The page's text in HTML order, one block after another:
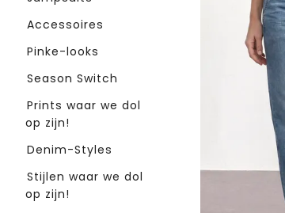
Accessoires
Pinke-looks
Season Switch
Prints waar we dol
op zijn!
Denim-Styles
Stijlen waar we dol
op zijn!